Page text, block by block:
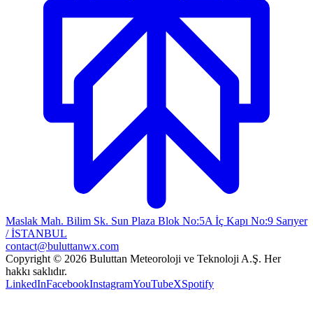
Maslak Mah. Bilim Sk. Sun Plaza Blok No:5A İç Kapı No:9 Sarıyer
/ İSTANBUL
contact@buluttanwx.com
Copyright © 2026 Buluttan Meteoroloji ve Teknoloji A.Ş. Her
hakkı saklıdır.
LinkedInFacebookInstagramYouTubeXSpotify